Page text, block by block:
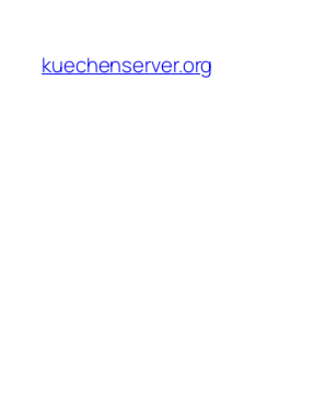
content
kuechenserver.org